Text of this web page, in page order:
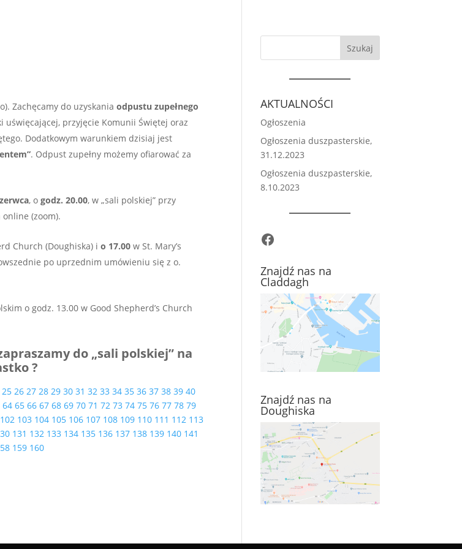
Zachęcamy do uzyskaniaodpustu zupełnego
uświęcającej, przyjęcie Komunii Świętej oraz
Dodatkowym warunkiem dzisiaj jest
. Odpust zupełny możemy ofiarować za
, ogodz. 20.00, w „sali polskiej” przy
online (zoom).
Church (Doughiska) io 17.00 w St. Mary’s
po uprzednim umówieniu się z o.
o godz. 13.00 w Good Shepherd’s Church
do „sali polskiej” na
?
25 26 27 28 29 30 31 32 33 34 35 36 37 38 39 40
64 65 66 67 68 69 70 71 72 73 74 75 76 77 78 79
102 103 104 105 106 107 108 109 110 111 112 113
131 132 133 134 135 136 137 138 139 140 141
159 160
Szukaj
AKTUALNOŚCI
Ogłoszenia
Ogłoszenia duszpasterskie,
31.12.2023
Ogłoszenia duszpasterskie,
8.10.2023
Facebook
Znajdź nas na
Claddagh
Znajdź nas na
Doughiska